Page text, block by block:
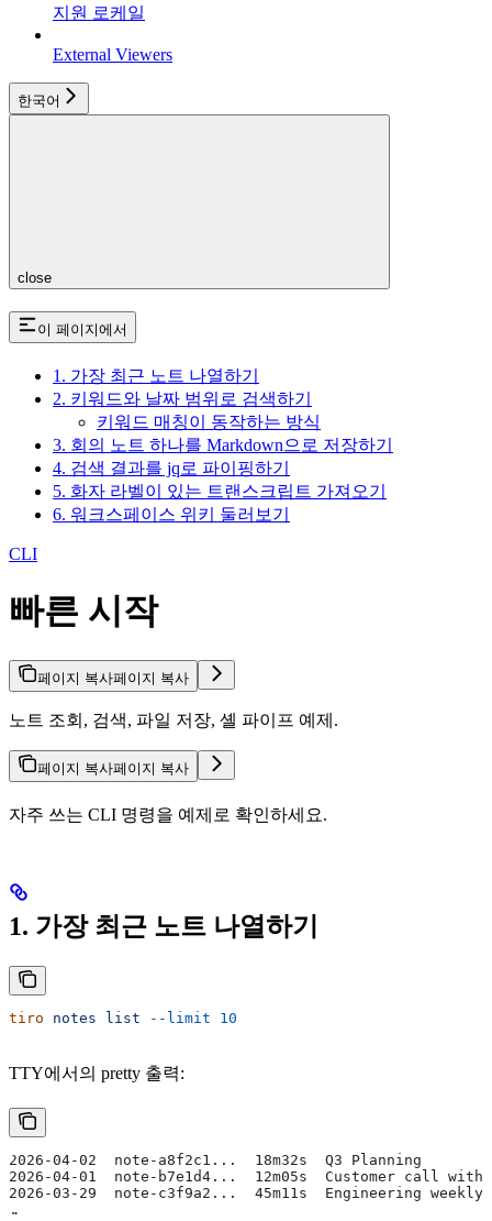
지원 로케일
External Viewers
한국어
close
이 페이지에서
1. 가장 최근 노트 나열하기
2. 키워드와 날짜 범위로 검색하기
키워드 매칭이 동작하는 방식
3. 회의 노트 하나를 Markdown으로 저장하기
4. 검색 결과를 jq로 파이핑하기
5. 화자 라벨이 있는 트랜스크립트 가져오기
6. 워크스페이스 위키 둘러보기
CLI
빠른 시작
페이지 복사페이지 복사
노트 조회, 검색, 파일 저장, 셸 파이프 예제.
페이지 복사페이지 복사
자주 쓰는 CLI 명령을 예제로 확인하세요.
1. 가장 최근 노트 나열하기
tiro notes list --limit 10
TTY에서의 pretty 출력:
2026-04-02  note-a8f2c1...  18m32s  Q3 Planning
2026-04-01  note-b7e1d4...  12m05s  Customer call with
2026-03-29  note-c3f9a2...  45m11s  Engineering weekly
…